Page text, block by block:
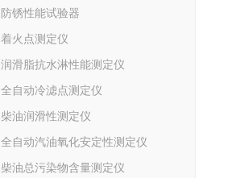
防锈性能试验器
着火点测定仪
润滑脂抗水淋性能测定仪
全自动冷滤点测定仪
柴油润滑性测定仪
全自动汽油氧化安定性测定仪
柴油总污染物含量测定仪